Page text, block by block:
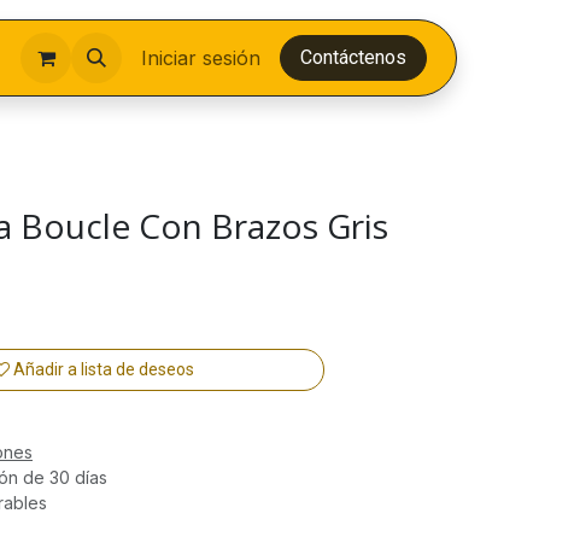
Iniciar sesión Contáctenos
Boucle Con Brazos Gris
Añadir a lista de deseos
de 30 días